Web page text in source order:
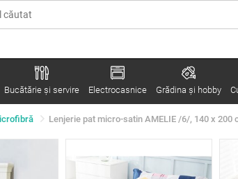
Bucătărie și servire Electrocasnice Grădina şi hobby
Lenjerie pat micro-satin AMELIE /6/, 140 x 200